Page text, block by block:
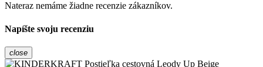
Nateraz nemáme žiadne recenzie zákazníkov.
Napíšte svoju recenziu
close